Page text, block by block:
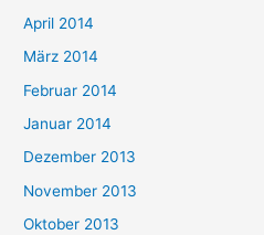
April 2014
März 2014
Februar 2014
Januar 2014
Dezember 2013
November 2013
Oktober 2013